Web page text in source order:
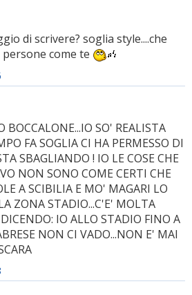
di scrivere? soglia style....che
come te
BOCCALONE...IO SO' REALISTA
FA SOGLIA CI HA PERMESSO DI
SBAGLIANDO ! IO LE COSE CHE
NON SONO COME CERTI CHE
A SCIBILIA E MO' MAGARI LO
ZONA STADIO...C'E' MOLTA
IO ALLO STADIO FINO A
NON CI VADO...NON E' MAI